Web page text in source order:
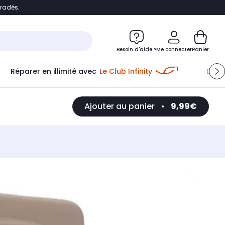
Accéder directement au chatbot
Besoin d'aide ?Me connecterPanier
Réparer en illimité avec Le Club Infinity
Ajouter au panier • 9,99€